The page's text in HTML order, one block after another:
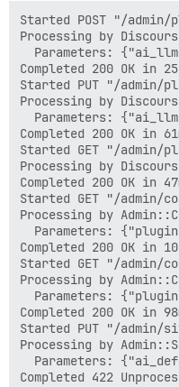
Started POST "/
Processing by
Parameters:
Completed 200 OK in
Started PUT "/admin/
Processing by
Parameters:
Completed 200 OK in
Started GET "/admin/
Processing by
Completed 200 OK in
Started GET "/admin/
Processing by
Parameters:
Completed 200 OK in
Started GET "/admin/
Processing by
Parameters:
Completed 200 OK in
Started PUT "/admin/
Processing by
Parameters:
Completed 422